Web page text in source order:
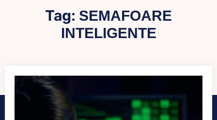
Tag: SEMAFOARE
INTELIGENTE